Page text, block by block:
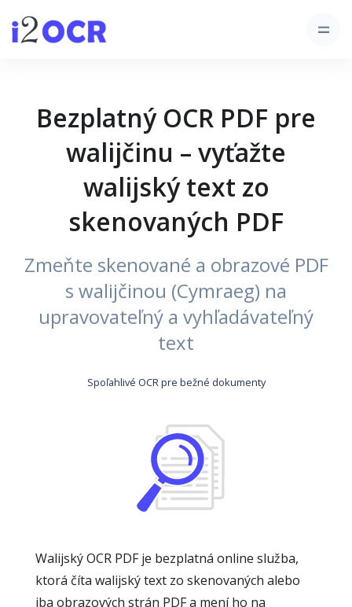
Bezplatný OCR PDF pre
walijčinu – vyťažte
walijský text zo
skenovaných PDF
Zmeňte skenované a obrazové PDF
s walijčinou (Cymraeg) na
upravovateľný a vyhľadávateľný
text
Spoľahlivé OCR pre bežné dokumenty
Walijský OCR PDF je bezplatná online služba,
ktorá číta walijský text zo skenovaných alebo
iba obrazových strán PDF a mení ho na